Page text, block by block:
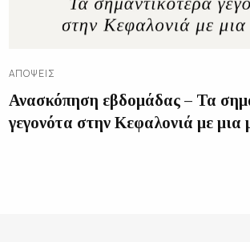
ΑΠΌΨΕΙΣ
Ανασκόπηση εβδομάδας – Τα
γεγονότα στην Κεφαλονιά με μια